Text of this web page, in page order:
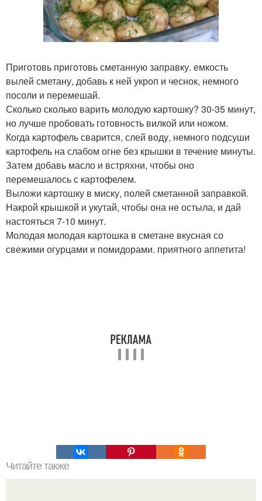
Приготовь приготовь сметанную заправку. емкость
вылей сметану, добавь к ней укроп и чеснок, немного
посоли и перемешай.
Сколько сколько варить молодую картошку? 30-35 минут,
но лучше пробовать готовность вилкой или ножом.
Когда картофель сварится, слей воду, немного подсуши
картофель на слабом огне без крышки в течение минуты.
Затем добавь масло и встряхни, чтобы оно
перемешалось с картофелем.
Выложи картошку в миску, полей сметанной заправкой.
Накрой крышкой и укутай, чтобы она не остыла, и дай
настояться 7-10 минут.
Молодая молодая картошка в сметане вкусная со
свежими огурцами и помидорами. приятного аппетита!
Читайте также